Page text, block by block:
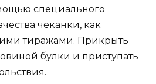
специального
чеканки, как
тиражами. Прикрыть
булки и приступать